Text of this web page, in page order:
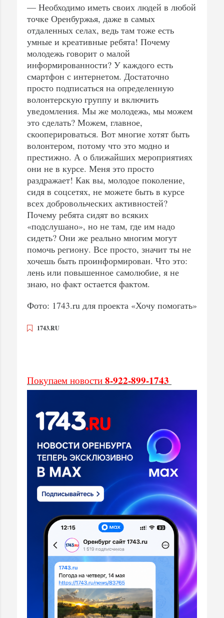
— Необходимо иметь своих людей в любой
точке Оренбуржья, даже в самых
отдаленных селах, ведь там тоже есть
умные и креативные ребята! Почему
молодежь говорит о малой
информированности? У каждого есть
смартфон с интернетом. Достаточно
просто подписаться на определенную
волонтерскую группу и включить
уведомления. Мы же молодежь, мы можем
это сделать? Можем, главное,
скооперироваться. Вот многие хотят быть
волонтером, потому что это модно и
престижно. А о ближайших мероприятиях
они не в курсе. Меня это просто
раздражает! Как вы, молодое поколение,
сидя в соцсетях, не можете быть в курсе
всех добровольческих активностей?
Почему ребята сидят во всяких
«подслушано», но не там, где им надо
сидеть? Они же реально многим могут
помочь региону. Все просто, значит ты не
хочешь быть проинформирован. Что это:
лень или повышенное самолюбие, я не
знаю, но факт остается фактом.
Фото: 1743.ru для проекта «Хочу помогать»
1743.RU
Покупаем новости 8-922-899-1743